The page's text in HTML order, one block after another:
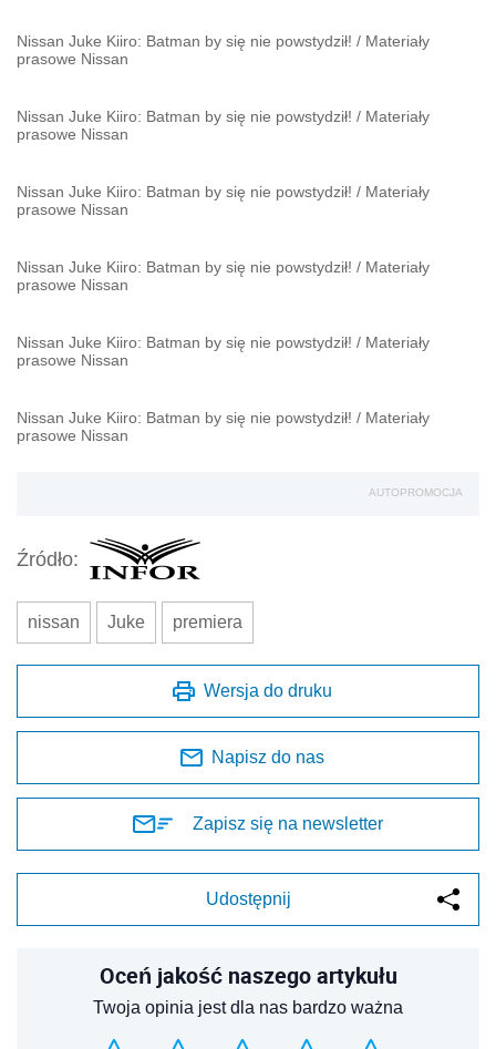
Nissan Juke Kiiro: Batman by się nie powstydził! / Materiały
prasowe Nissan
Nissan Juke Kiiro: Batman by się nie powstydził! / Materiały
prasowe Nissan
Nissan Juke Kiiro: Batman by się nie powstydził! / Materiały
prasowe Nissan
Nissan Juke Kiiro: Batman by się nie powstydził! / Materiały
prasowe Nissan
Nissan Juke Kiiro: Batman by się nie powstydził! / Materiały
prasowe Nissan
Nissan Juke Kiiro: Batman by się nie powstydził! / Materiały
prasowe Nissan
AUTOPROMOCJA
Źródło:
nissan Juke premiera
Wersja do druku
Napisz do nas
Zapisz się na newsletter
Udostępnij
Oceń jakość naszego artykułu
Twoja opinia jest dla nas bardzo ważna